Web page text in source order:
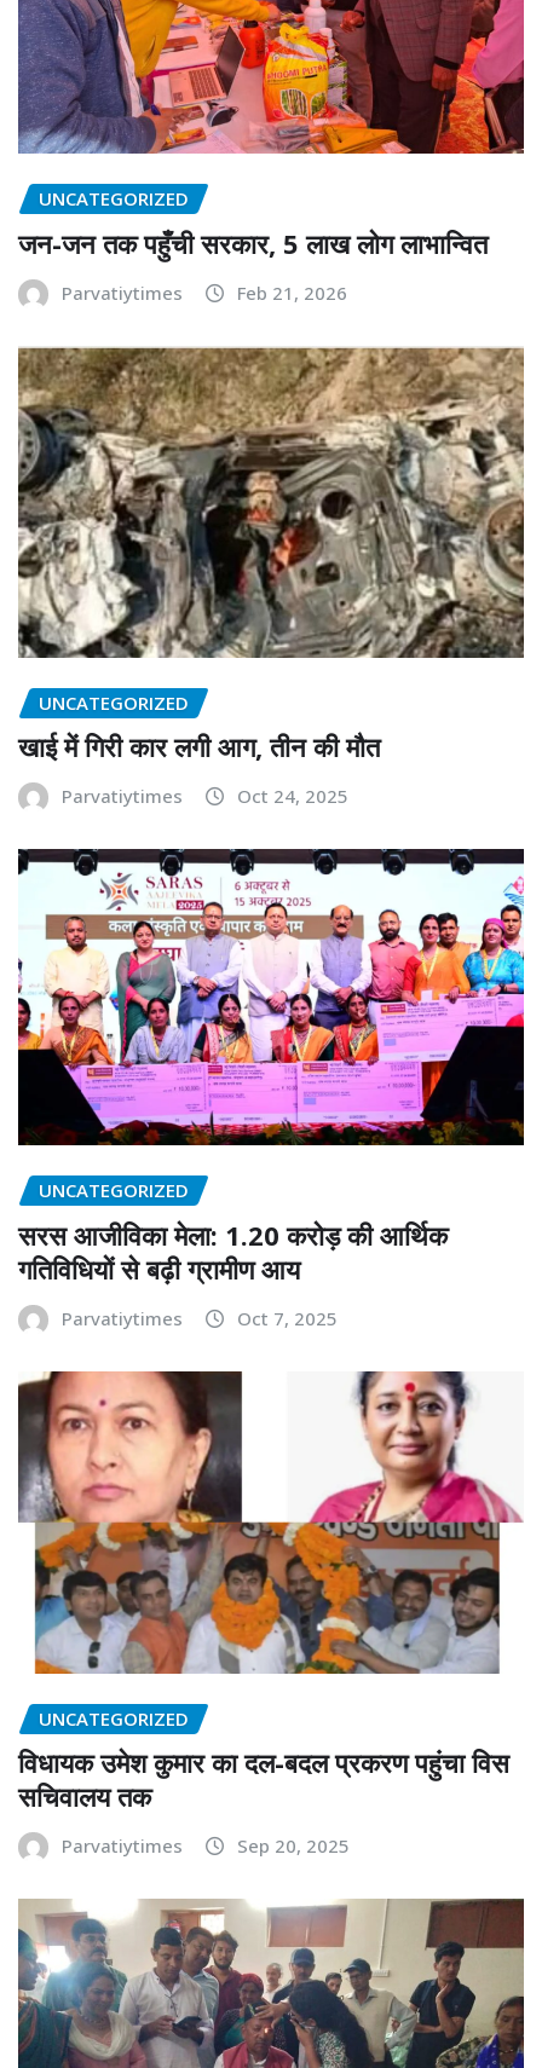
UNCATEGORIZED
जन-जन तक पहुँची सरकार, 5 लाख लोग लाभान्वित
Parvatiytimes Feb 21, 2026
UNCATEGORIZED
खाई में गिरी कार लगी आग, तीन की मौत
Parvatiytimes Oct 24, 2025
UNCATEGORIZED
सरस आजीविका मेला: 1.20 करोड़ की आर्थिक
गतिविधियों से बढ़ी ग्रामीण आय
Parvatiytimes Oct 7, 2025
UNCATEGORIZED
विधायक उमेश कुमार का दल-बदल प्रकरण पहुंचा विस
सचिवालय तक
Parvatiytimes Sep 20, 2025